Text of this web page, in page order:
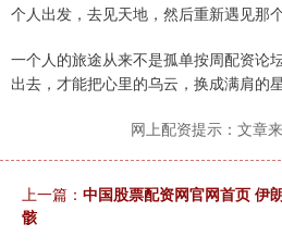
个人出发，去见天地，然后重新遇见那
一个人的旅途从来不是孤单按周配资论
出去，才能把心里的乌云，换成满肩的星
网上配资提示：文章
上一篇： 中国股票配资网官网首页 伊
骸